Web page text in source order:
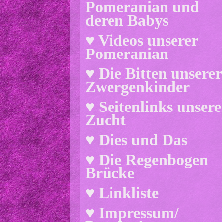
Pomeranian und
deren Babys
♥ Videos unserer
Pomeranian
♥ Die Bitten unserer
Zwergenkinder
♥ Seitenlinks
Zucht
♥ Dies und Das
♥ Die Regenbogen
Brücke
♥ Linkliste
♥ Impressum/